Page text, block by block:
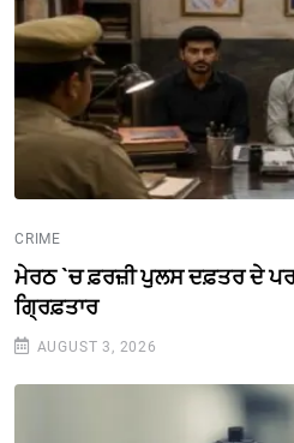
CRIME
ਮੇਰਠ `ਚ ਫ਼ਰਜ਼ੀ ਪੁਲਸ ਦਫ਼ਤਰ ਦੇ
ਗ੍ਰਿਫ਼ਤਾਰ
AUGUST 3, 2026